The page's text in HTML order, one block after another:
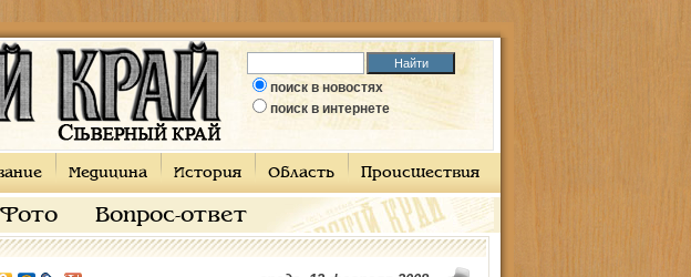
поиск в новостях
поиск в интернете
Медицина История Область Происшествия
Фото Вопрос-ответ